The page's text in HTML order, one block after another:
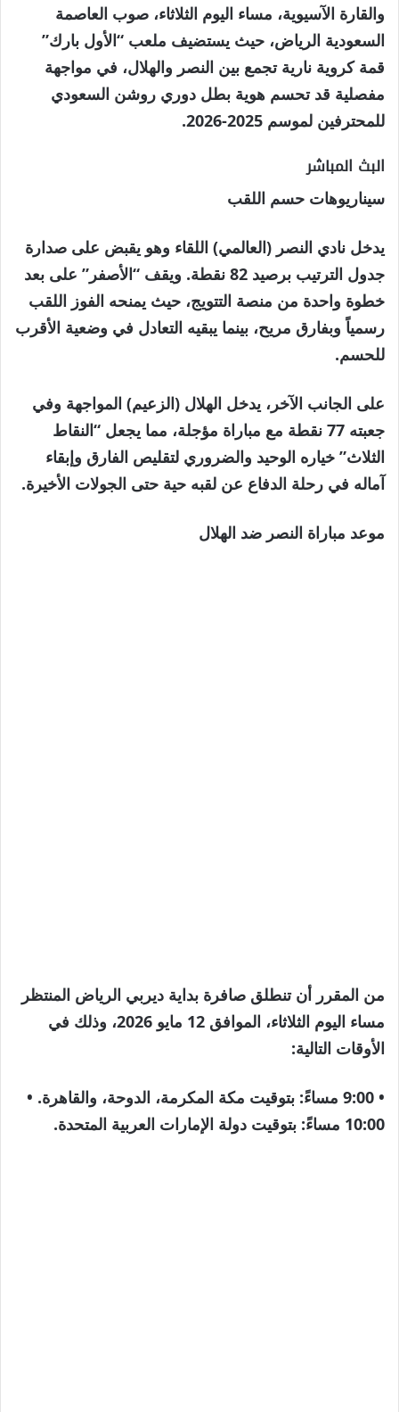
والقارة الآسيوية، مساء اليوم الثلاثاء، صوب العاصمة
السعودية الرياض، حيث يستضيف ملعب “الأول بارك”
قمة كروية نارية تجمع بين النصر والهلال، في مواجهة
مفصلية قد تحسم هوية بطل دوري روشن السعودي
للمحترفين لموسم 2025-2026.
البث المباشر
سيناريوهات حسم اللقب
يدخل نادي النصر (العالمي) اللقاء وهو يقبض على صدارة
جدول الترتيب برصيد 82 نقطة. ويقف “الأصفر” على بعد
خطوة واحدة من منصة التتويج، حيث يمنحه الفوز اللقب
رسمياً وبفارق مريح، بينما يبقيه التعادل في وضعية الأقرب
للحسم.
على الجانب الآخر، يدخل الهلال (الزعيم) المواجهة وفي
جعبته 77 نقطة مع مباراة مؤجلة، مما يجعل “النقاط
الثلاث” خياره الوحيد والضروري لتقليص الفارق وإبقاء
آماله في رحلة الدفاع عن لقبه حية حتى الجولات الأخيرة.
موعد مباراة النصر ضد الهلال
من المقرر أن تنطلق صافرة بداية ديربي الرياض المنتظر
مساء اليوم الثلاثاء، الموافق 12 مايو 2026، وذلك في
الأوقات التالية:
• 9:00 مساءً:
بتوقيت مكة المكرمة، الدوحة، والقاهرة. •
10:00 مساءً:
بتوقيت دولة الإمارات العربية المتحدة.